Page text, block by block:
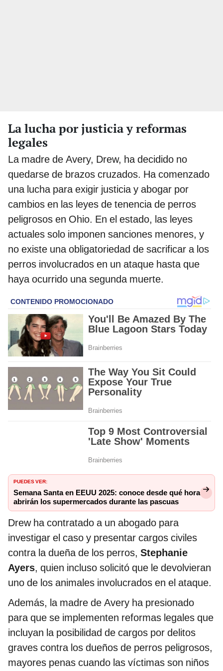
La lucha por justicia y reformas
legales
La madre de Avery, Drew, ha decidido no
quedarse de brazos cruzados. Ha comenzado
una lucha para exigir justicia y abogar por
cambios en las leyes de tenencia de perros
peligrosos en Ohio. En el estado, las leyes
actuales solo imponen sanciones menores, y
no existe una obligatoriedad de sacrificar a los
perros involucrados en un ataque hasta que
haya ocurrido una segunda muerte.
PUEDES VER:
Semana Santa en EEUU 2025: conoce desde qué hora
abrirán los supermercados durante las pascuas
Drew ha contratado a un abogado para
investigar el caso y presentar cargos civiles
contra la dueña de los perros, Stephanie
Ayers, quien incluso solicitó que le devolvieran
uno de los animales involucrados en el ataque.
Además, la madre de Avery ha presionado
para que se implementen reformas legales que
incluyan la posibilidad de cargos por delitos
graves contra los dueños de perros peligrosos,
mayores penas cuando las víctimas son niños